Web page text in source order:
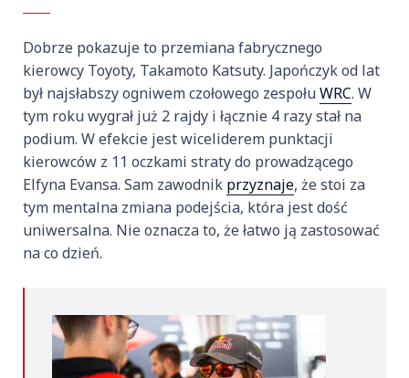
Dobrze pokazuje to przemiana fabrycznego
kierowcy Toyoty, Takamoto Katsuty. Japończyk od lat
był najsłabszy ogniwem czołowego zespołuWRC. W
tym roku wygrał już 2 rajdy i łącznie 4 razy stał na
podium. W efekcie jest wiceliderem punktacji
kierowców z 11 oczkami straty do prowadzącego
Elfyna Evansa. Sam zawodnik przyznaje, że stoi za
tym mentalna zmiana podejścia, która jest dość
uniwersalna. Nie oznacza to, że łatwo ją zastosować
na co dzień.